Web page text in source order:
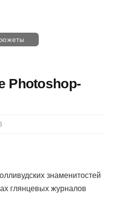
Photoshop-
знаменитостей
глянцевых журналов